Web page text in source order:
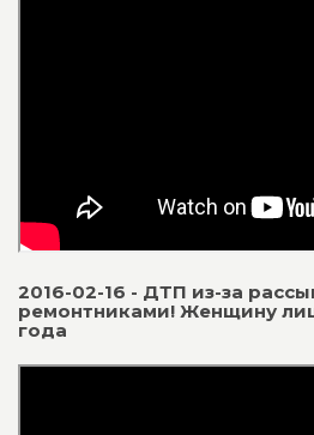
2016-02-16 - ДТП из-за
ремонтниками! Женщину
года